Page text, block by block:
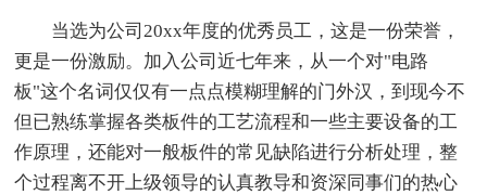
当选为公司20xx年度的优秀员工，这是一份荣誉，
更是一份激励。加入公司近七年来，从一个对"电路
板"这个名词仅仅有一点点模糊理解的门外汉，到现今不
但已熟练掌握各类板件的工艺流程和一些主要设备的工
作原理，还能对一般板件的常见缺陷进行分析处理，整
个过程离不开上级领导的认真教导和资深同事们的热心